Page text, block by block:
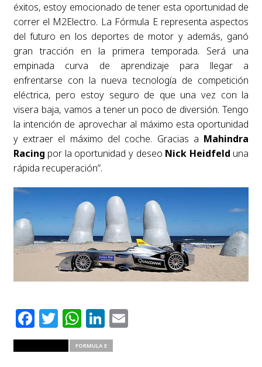
éxitos, estoy emocionado de tener esta oportunidad de
correr el M2Electro. La Fórmula E representa aspectos
del futuro en los deportes de motor y además, ganó
gran tracción en la primera temporada. Será una
empinada curva de aprendizaje para llegar a
enfrentarse con la nueva tecnología de competición
eléctrica, pero estoy seguro de que una vez con la
visera baja, vamos a tener un poco de diversión. Tengo
la intención de aprovechar al máximo esta oportunidad
y extraer el máximo del coche. Gracias a Mahindra
Racing por la oportunidad y deseo Nick Heidfeld una
rápida recuperación”.
Facebook
Twitter
WhatsApp
LinkedIn
Email
FORMULA E